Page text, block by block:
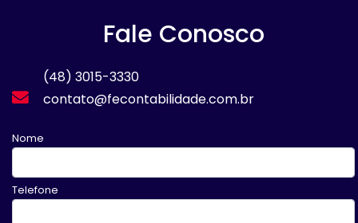
Fale Conosco
(48) 3015-3330
contato@fecontabilidade.com.br
Nome
Telefone